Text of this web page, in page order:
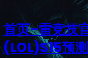
首页–雷竞技
(LOL)S15预